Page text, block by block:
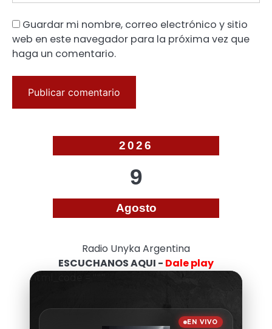
Guardar mi nombre, correo electrónico y sitio
web en este navegador para la próxima vez que
haga un comentario.
2026
9
Agosto
Radio Unyka Argentina
ESCUCHANOS AQUI - Dale play